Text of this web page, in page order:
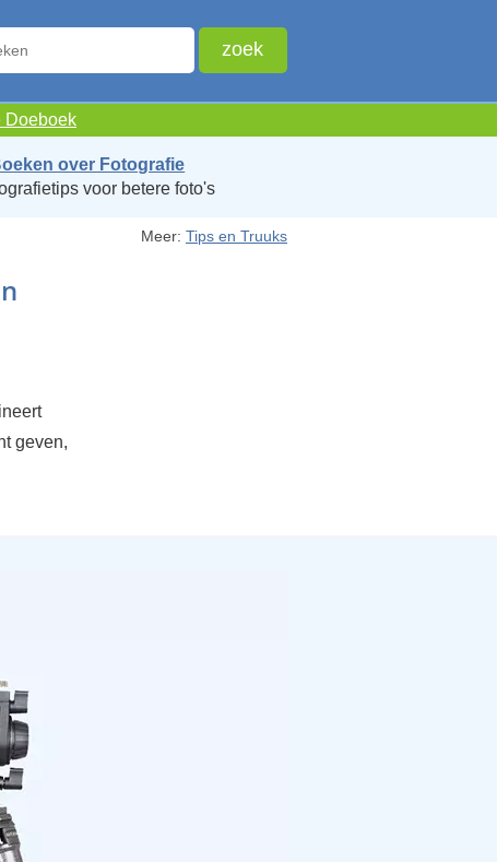
Doeboek
over Fotografie
voor betere foto's
Meer: Tips en Truuks
geven,